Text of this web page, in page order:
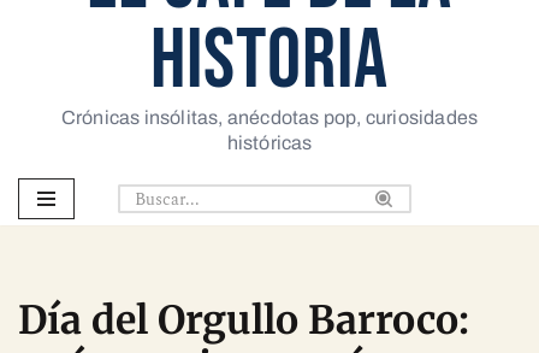
HISTORIA
Crónicas insólitas, anécdotas pop, curiosidades
históricas
Día del Orgullo Barroco: